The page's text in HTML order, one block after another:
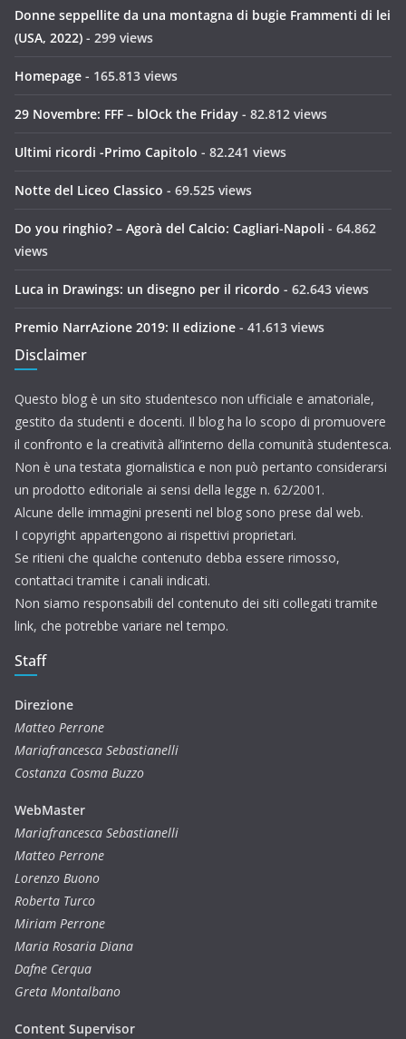
Donne seppellite da una montagna di bugie Frammenti di lei
(USA, 2022) - 299 views
Homepage - 165.813 views
29 Novembre: FFF – blOck the Friday - 82.812 views
Ultimi ricordi -Primo Capitolo - 82.241 views
Notte del Liceo Classico - 69.525 views
Do you ringhio? – Agorà del Calcio: Cagliari-Napoli - 64.862
views
Luca in Drawings: un disegno per il ricordo - 62.643 views
Premio NarrAzione 2019: II edizione - 41.613 views
Disclaimer
Questo blog è un sito studentesco non ufficiale e amatoriale,
gestito da studenti e docenti. Il blog ha lo scopo di promuovere
il confronto e la creatività all’interno della comunità studentesca.
Non è una testata giornalistica e non può pertanto considerarsi
un prodotto editoriale ai sensi della legge n. 62/2001.
Alcune delle immagini presenti nel blog sono prese dal web.
I copyright appartengono ai rispettivi proprietari.
Se ritieni che qualche contenuto debba essere rimosso,
contattaci tramite i canali indicati.
Non siamo responsabili del contenuto dei siti collegati tramite
link, che potrebbe variare nel tempo.
Staff
Direzione
Matteo Perrone
Mariafrancesca Sebastianelli
Costanza Cosma Buzzo
WebMaster
Mariafrancesca Sebastianelli
Matteo Perrone
Lorenzo Buono
Roberta Turco
Miriam Perrone
Maria Rosaria Diana
Dafne Cerqua
Greta Montalbano
Content Supervisor